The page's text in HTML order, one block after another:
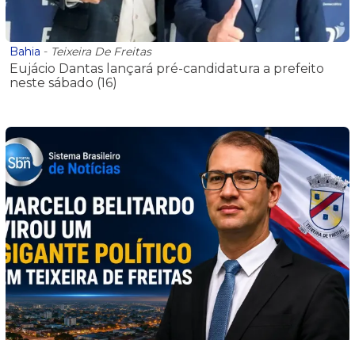
Bahia - Teixeira De Freitas
Eujácio Dantas lançará pré-candidatura a prefeito
neste sábado (16)